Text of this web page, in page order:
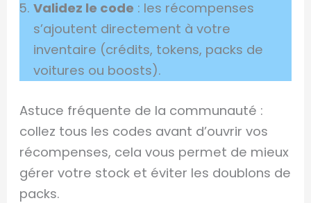
Validez le code : les récompenses
s’ajoutent directement à votre
inventaire (crédits, tokens, packs de
voitures ou boosts).
Astuce fréquente de la communauté :
collez tous les codes avant d’ouvrir vos
récompenses, cela vous permet de mieux
gérer votre stock et éviter les doublons de
packs.